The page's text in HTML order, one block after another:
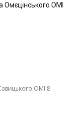
Омєцінського ОМІ